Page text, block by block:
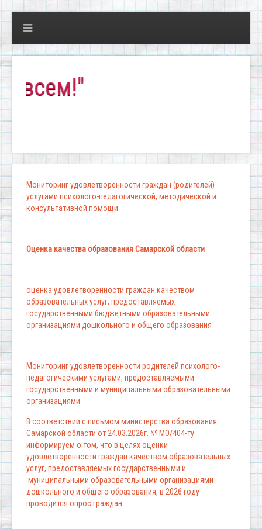
Мониторинг удовлетворенности граждан (родителей)
услугами психолого-педагогической, методической и
консультативной помощи
Оценка качества образования Самарской области
оценка удовлетворенности граждан качеством
образовательных услуг, предоставляемых
государственными бюджетными образовательными
организациями дошкольного и общего образования
Мониторинг удовлетворенности родителей психолого-
педагогическими услугами, предоставляемыми
государственными и муниципальными образовательными
организациями.
В соответствии с письмом министерства образования
Самарской области от 24.03.2026г. № МО/404-ту
информируем о том, что в целях оценки
удовлетворенности граждан качеством образовательных
услуг, предоставляемых государственными и
муниципальными образовательными организациями
дошкольного и общего образования, в 2026 году
проводится опрос граждан.